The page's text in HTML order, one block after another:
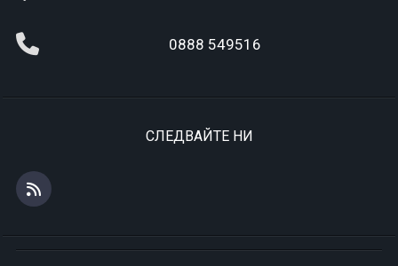
0888 549516
СЛЕДВАЙТЕ НИ